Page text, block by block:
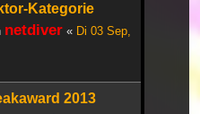
Kategorie
netdiver « Di 03 Sep,
2013